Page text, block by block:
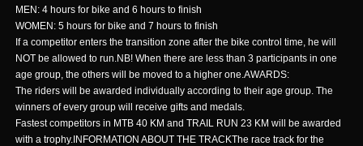
MEN: 4 hours for bike and 6 hours to finish
WOMEN: 5 hours for bike and 7 hours to finish
If a competitor enters the transition zone after the bike control time, he will
NOT be allowed to run.NB! When there are less than 3 participants in one
age group, the others will be moved to a higher one.AWARDS:
The riders will be awarded individually according to their age group. The
winners of every group will receive gifts and medals.
Fastest competitors in MTB 40 KM and TRAIL RUN 23 KM will be awarded
with a trophy.INFORMATION ABOUT THE TRACKThe race track for the